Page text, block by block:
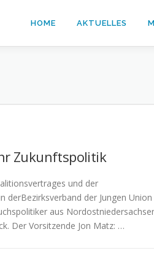
HOME AKTUELLES
Zukunftspolitik
und der
derBezirksverband der Jungen Union
aus
Der Vorsitzende Jon Matz: …